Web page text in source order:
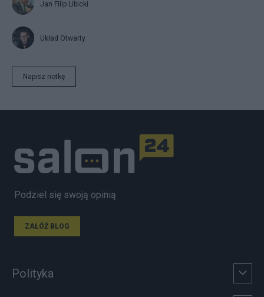
Jan Filip Libicki
Układ Otwarty
Napisz notkę
Podziel się swoją opinią
ZAŁÓŻ BLOG
Polityka